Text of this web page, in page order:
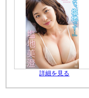
詳細を見る